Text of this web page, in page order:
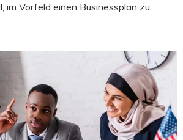
im Vorfeld einen Businessplan zu